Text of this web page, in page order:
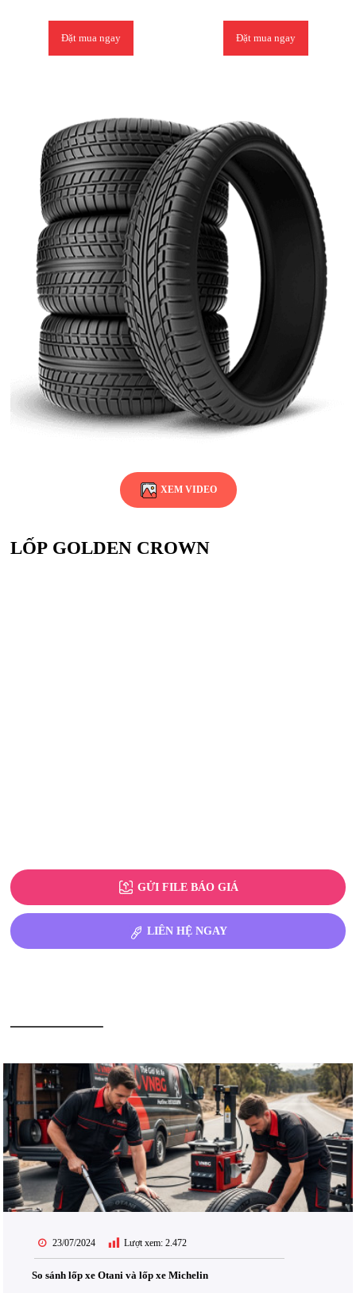
Đặt mua ngay Đặt mua ngay
XEM VIDEO
LỐP GOLDEN CROWN
GỬI FILE BÁO GIÁ
LIÊN HỆ NGAY
23/07/2024 Lượt xem: 2.472
So sánh lốp xe Otani và lốp xe Michelin